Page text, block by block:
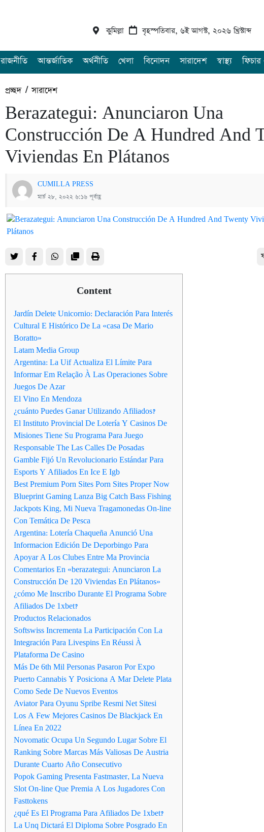
কুমিল্লা বৃহস্পতিবার, ৬ই আগস্ট, ২০২৬ খ্রিস্টাব্দ
রাজনীতি আন্তর্জাতিক অর্থনীতি খেলা বিনোদন সারাদেশ স্বাস্থ্য ফিচার
প্রচ্ছদ/সারাদেশ
Berazategui: Anunciaron Una
Construcción De A Hundred And
Viviendas En Plátanos
CUMILLA PRESS
মার্চ ২৮, ২০২২ ৬:১৬ পূর্বাহ্ণ
Content
Jardín Delete Unicornio: Declaración Para Interés
Cultural E Histórico De La «casa De Mario
Boratto»
Latam Media Group
Argentina: La Uif Actualiza El Límite Para
Informar Em Relação À Las Operaciones Sobre
Juegos De Azar
El Vino En Mendoza
¿cuánto Puedes Ganar Utilizando Afiliados?
El Instituto Provincial De Lotería Y Casinos De
Misiones Tiene Su Programa Para Juego
Responsable The Las Calles De Posadas
Gamble Fijó Un Revolucionario Estándar Para
Esports Y Afiliados En Ice E Igb
Best Premium Porn Sites Porn Sites Proper Now
Blueprint Gaming Lanza Big Catch Bass Fishing
Jackpots King, Mi Nueva Tragamonedas On-line
Con Temática De Pesca
Argentina: Lotería Chaqueña Anunció Una
Informacion Edición De Deporbingo Para
Apoyar A Los Clubes Entre Ma Provincia
Comentarios En «berazategui: Anunciaron La
Construcción De 120 Viviendas En Plátanos»
¿cómo Me Inscribo Durante El Programa Sobre
Afiliados De 1xbet?
Productos Relacionados
Softswiss Incrementa La Participación Con La
Integración Para Livespins En Réussi À
Plataforma De Casino
Más De 6th Mil Personas Pasaron Por Expo
Puerto Cannabis Y Posiciona A Mar Delete Plata
Como Sede De Nuevos Eventos
Aviator Para Oyunu Spribe Resmi Net Sitesi
Los A Few Mejores Casinos De Blackjack En
Línea En 2022
Novomatic Ocupa Un Segundo Lugar Sobre El
Ranking Sobre Marcas Más Valiosas De Austria
Durante Cuarto Año Consecutivo
Popok Gaming Presenta Fastmaster, La Nueva
Slot On-line Que Premia A Los Jugadores Con
Fasttokens
¿qué Es El Programa Para Afiliados De 1xbet?
La Unq Dictará El Diploma Sobre Posgrado En